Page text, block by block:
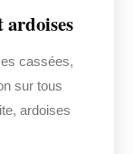
ardoises
cassées,
sur tous
ardoises